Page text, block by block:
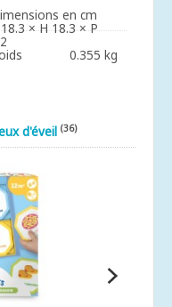
en cm
× H 18.3 × P
0.355 kg
d'éveil (36)